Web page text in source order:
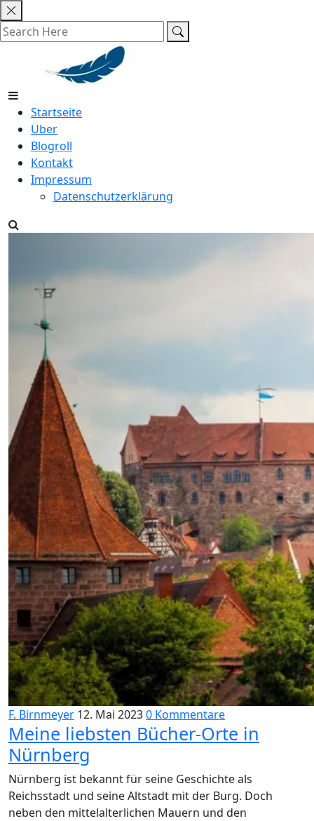
Skip
to
content
Startseite
Über
Blogroll
Kontakt
Impressum
Datenschutzerklärung
F. Birnmeyer 12. Mai 20230 Kommentare
Meine liebsten Bücher-Orte in
Nürnberg
Nürnberg ist bekannt für seine Geschichte als
Reichsstadt und seine Altstadt mit der Burg. Doch
neben den mittelalterlichen Mauern und den